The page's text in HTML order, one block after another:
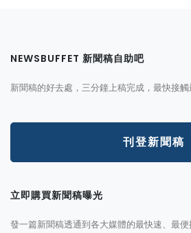
NEWSBUFFET 新聞稿自助吧
新聞稿的好去處，三分鐘上稿完成，最快接觸
刊登新聞稿
立即購買新聞稿曝光
發一篇新聞稿透通到各大媒體的最快速、最便